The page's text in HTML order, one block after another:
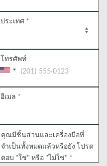
ประเทศ *
โทรศัพท์
อีเมล *
คุณมีชิ้นส่วนและเครื่องมือที่
จำเป็นทั้งหมดแล้วหรือยัง โปรด
ตอบ "ใช่" หรือ "ไม่ใช่" *